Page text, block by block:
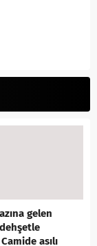
gelen
asılı